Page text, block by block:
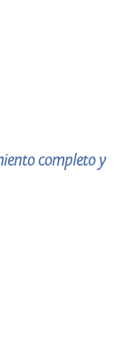
completo y